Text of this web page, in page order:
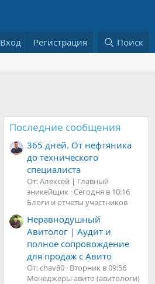
Вход Регистрация Поиск
Последние сообщения
365 дней. От нефтяника
до технического
специалиста
От: Алексей | Главный
эникейщик Сегодня в 10:16
Блоги и отчеты участников
Неравнодушный
Авитолог | Аудит и
полное сопровождение
для продаж с Авито
От: chav80 Вторник в 09:56
Менеджеры авито (авитологи)